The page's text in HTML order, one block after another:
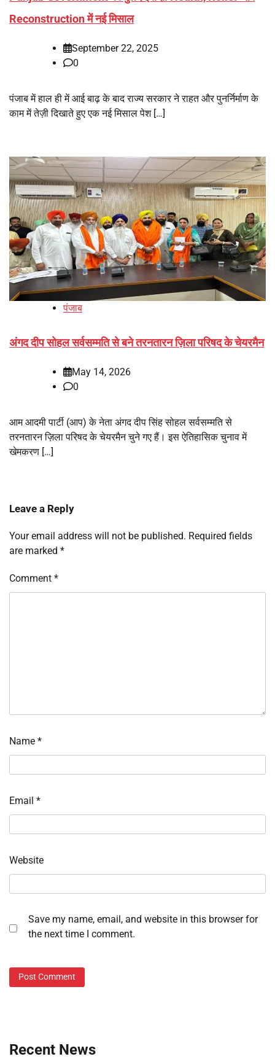
Reconstruction में नई मिसाल
September 22, 2025
0
पंजाब में हाल ही में आई बाढ़ के बाद राज्य सरकार ने राहत और पुनर्निर्माण के
काम में तेज़ी दिखाते हुए एक नई मिसाल पेश […]
पंजाब
अंगद दीप सोहल सर्वसम्मति से बने तरनतारन ज़िला परिषद के चेयरमैन
May 14, 2026
0
आम आदमी पार्टी (आप) के नेता अंगद दीप सिंह सोहल सर्वसम्मति से
तरनतारन ज़िला परिषद के चेयरमैन चुने गए हैं। इस ऐतिहासिक चुनाव में
खेमकरण […]
Leave a Reply
Your email address will not be published. Required fields
are marked *
Comment *
Name *
Email *
Website
Save my name, email, and website in this browser for
the next time I comment.
Recent News